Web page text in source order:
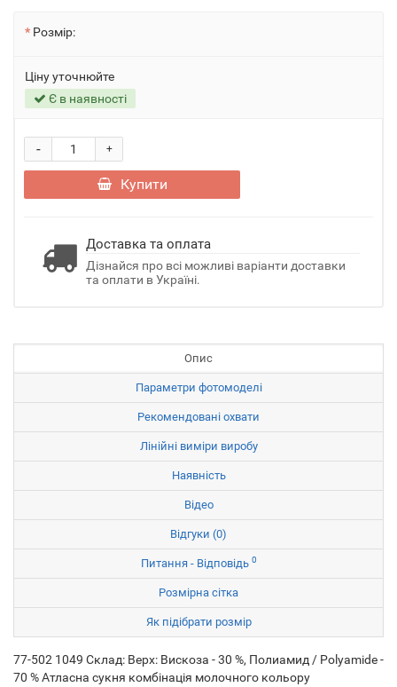
Розмір:
Ціну уточнюйте
Є в наявності
+
-
Купити
Доставка та оплата
Дізнайся про всі можливі варіанти доставки
та оплати в Україні.
Опис
Параметри фотомоделі
Рекомендовані охвати
Лінійні виміри виробу
Наявність
Відео
Відгуки (0)
Питання - Відповідь 0
Розмірна сітка
Як підібрати розмір
77-502 1049 Склад: Верх: Вискоза - 30 %, Полиамид / Polyamide -
70 % Атласна сукня комбінація молочного кольору